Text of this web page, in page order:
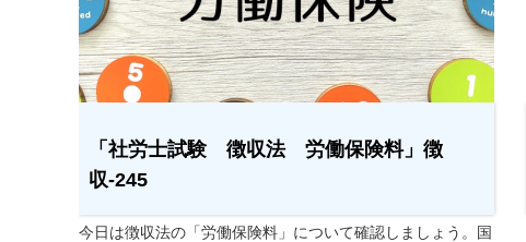
「社労士試験 徴収法 労働保険料」徴
収-245
今日は徴収法の「労働保険料」について確認しましょう。国